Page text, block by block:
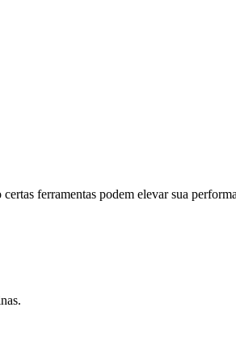
ferramentas podem elevar sua